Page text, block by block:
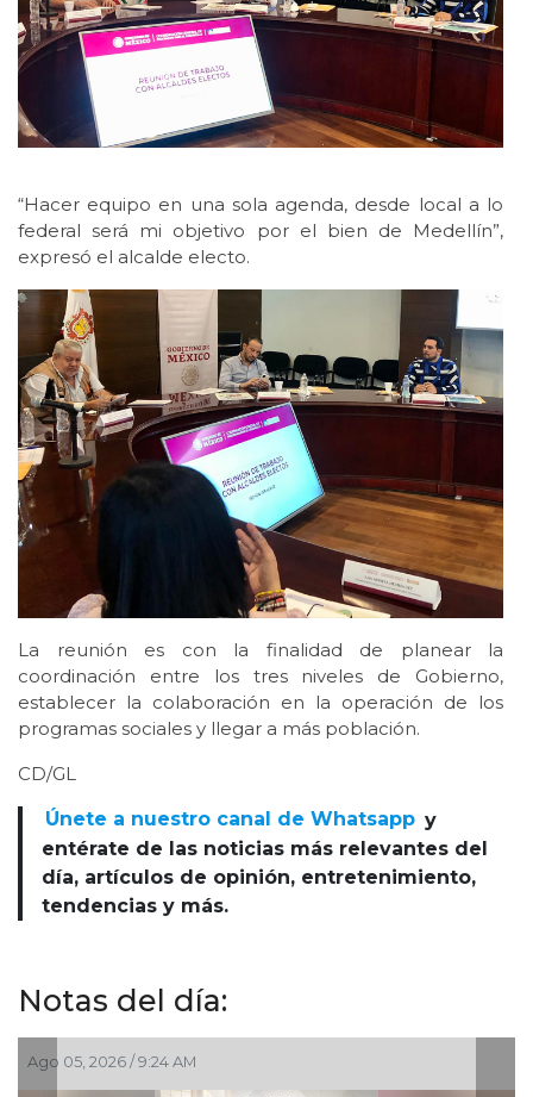
“Hacer equipo en una sola agenda, desde local a lo
federal será mi objetivo por el bien de Medellín”,
expresó el alcalde electo.
La reunión es con la finalidad de planear la
coordinación entre los tres niveles de Gobierno,
establecer la colaboración en la operación de los
programas sociales y llegar a más población.
CD/GL
Únete a nuestro canal de Whatsapp y
entérate de las noticias más relevantes del
día, artículos de opinión, entretenimiento,
tendencias y más.
Notas del día: